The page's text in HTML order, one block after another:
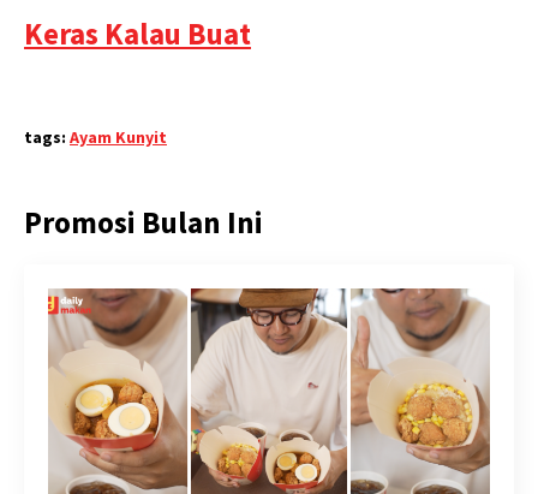
Keras Kalau Buat
tags: Ayam Kunyit
Promosi Bulan Ini